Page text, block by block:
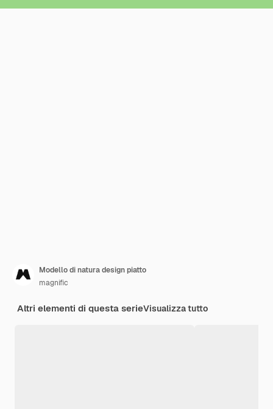
Modello di natura design piatto
magnific
Altri elementi di questa serieVisualizza tutto